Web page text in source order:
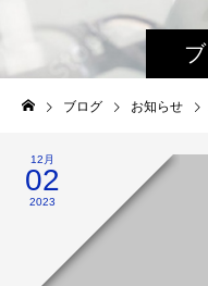
ブログ お知らせ
12月
02
2023